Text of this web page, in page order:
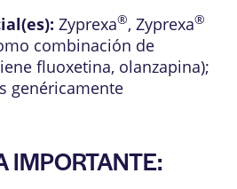
Zyprexa®, Zyprexa®
combinación de
fluoxetina, olanzapina);
genéricamente
IMPORTANTE: